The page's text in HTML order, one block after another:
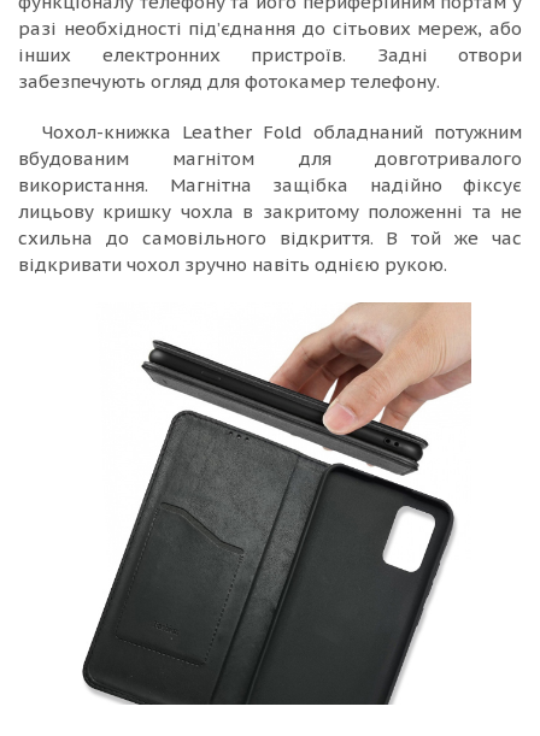
разі необхідності під’єднання до сітьових мереж, або
інших електронних пристроїв. Задні отвори
забезпечують огляд для фотокамер телефону.
Чохол-книжка Leather Fold обладнаний потужним
вбудованим магнітом для довготривалого
використання. Магнітна защібка надійно фіксує
лицьову кришку чохла в закритому положенні та не
схильна до самовільного відкриття. В той же час
відкривати чохол зручно навіть однією рукою.